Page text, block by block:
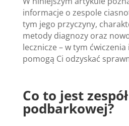
informacje o zespole
tym jego przyczyny,
metody diagnozy oraz
lecznicze – w tym
pomogą Ci odzyskać
Co to jest
podbarkowej?